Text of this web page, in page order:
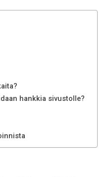
hankkia sivustolle?